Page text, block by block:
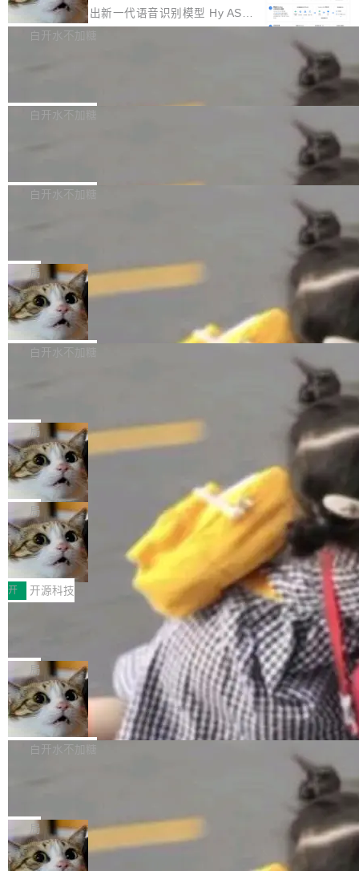
颈。 代码仓深度理解服务（以下简称" CodeBas
e深度理解服务"）是华为云码道（CodeA...
的账号密码进入A集群，输入了一条被程序员圈
称为"删库跑路"的命令——最高管理员权限、无
自研的多个文生3D和...
存永远不够用。 Cloudflare 的 Workers AI 团队
一直在跑这些模型的推理。他们在官方博客上发
整性保护。效果是：吞吐量提升 41%，每 token
腾讯混元正式推出新一代语音识别模型 Hy ASR
3.0preview。基于最新一代大语言模型 Hy3 的
让语音识别不再只是听清，而是真正听懂。通过
w 不要求标准普通话，方言识别覆盖粤语、吴语
白开水不加糖
新和少量网页兼容性修复版本。 Changes/fixe
容提供的字体时出现的几个问题 为避免音频加
质的最低采样率）的音频格式将被拒绝 修复了 C
SS 圆角虚线样式中可能存在的问题 如果表单中
的图像元素不在同一个子树中，则它们将不再关
联 加...
白开水不加糖
发布的 Release Notes，他利用 AI 工具（如 Co
最强的若干项。对于尚未正式发版的 PG 19，则
通过拉取过去一年内（从 PG 18 Beta1 时间点
至今）的所有 commit，同样交由 AI 分析提炼。
经过人工复核，准确度令人满意。这一方法也为
社区爱好者提供了高效跟踪新版本的思路。
白开水不加糖
维护工作一直与我的日常工作、家务、社交生活
和休闲娱乐竞争时间。" 这是 libexpat 维护者 S
ebastian Pipping 写在博客里的话。8 月 4 日，
他宣布了一个新消息：从 2026 年 8 月 1 日起，
他可以全职维护 libexpat 了，最长 6 个月。发
库之一。你的操作系统、浏览器、无数的基础设
施软件，很可能都在用它。而过去十年，维护它
的人一直在用业余...
局
Firefox 153.0.3 发布
Firefox 153.0.3 现已发布，具体更新内容如
下： New Smart Window 包含多项增强功能：
gi?id=2019042">Bug&nbsp;2019042</a>）</l
i> <li>现在，助手可以直接使用 Exa 的网络搜索
结果回答问题，而无需将问题转交给搜索引擎。
（<a href="https://bugzilla.mozilla.org/show_
bug.cgi?id=204...
白开水不加糖
的 npm 包。项目的核心论点是：容器不适合 Ag
ent 计算。真正适合的，是 Isolate。 Cloudflare
工程师在这件事上没什么可谦虚的——他们用 W
orkers 跑了十年 Isolate。用 CEO Matthew Pri
nce 的话说：「我们一生都在用 Isolate 运行代
码，而 AI Agent 不需要容器，它们需要的是 Iso
late。」 容器为什么不合适 容器的问题在于启动
和销毁都太重了。一个 Agent 要执行的任务可能
只需要几毫秒的 CPU 时间，但容器从冷启动到
就绪要花数秒。如果未来有十...
局
OpenAI 公开邮件和聊天记录回应苹果
诉讼，称“Apple is getting this wron
g”
上个月，苹果一纸诉状把 OpenAI 告上法庭，指
控其挖角苹果前员工并窃取商业秘密。苹果的诉
状把 OpenAI 描述成一个系统性地从前东家挖
人、套取机密信息的对手。 OpenAI 没发律师
函，也没选择庭外沉默。它在官网贴了一篇博
文，标题只有六个字：Apple is getting this wro
ng。 然后，它把邮件往来和 iMessage 聊天记
录全贴了出来。 他发错人了 苹果外部律师 Gabr
iel Gross 来自 Weil 律所，2 月 23 日下午 5:53
给 OpenAI 总法律顾问 Che Chang 发了封邮
件，附了一封长信，要求 OpenAI 配合调查前苹
果员工带走机密信...
局
HUAWEI MatePad Edge上架WorkBu
ddy鸿蒙PC版，说话就能干活的AI办公
搭子
全能AI工作台WorkBuddy鸿蒙PC版上架HUAWE
I MatePad Edge应用市场，直接下载即可使
用，与鸿蒙电脑上的体验一致。值得一提的是，
这是目前市面上唯一支持平板接入WorkBuddy P
C版的产品，搭载“人机双写”重磅功能——你写
你的，AI写AI的，同屏协作互不干扰。一句话让
AI帮你干活，现在开启全新体验！ 温馨提示：
体验WorkBuddy鸿蒙PC版前，请将 HUAWEI M
atePad Edge 升级至 HarmonyOS 6.1.0.135S
P9 patch03及以上版本。 *升级路径：设置 > 搜
开 开源科技
FFmpeg 9.0 发布：代号“Lei”，以此纪
全球知名开源多媒体框架 FFmpeg 今天正式发
布了 9.0 版本。这个版本除了带来新一代音视频
处理能力和硬件加速支持之外，还有一个特殊之
处：FFmpeg 9.0 的代号是“Lei”。 这个名字，
来自中国开发者雷霄骅（Lei Xiaohua）。 对于
很多中国音视频开发者而言，这个名字并不陌
“启蒙老师”。 而今年，恰好是雷霄骅离世十周
年。FFmpeg 社区最终选择用一个大版本的名
字，留下了这份纪念。 雷霄骅曾是中国传媒大学
局
亚马逊成本失控：AI 写代码烧掉 1215
万元，超预算 860%
外媒近日曝光了亚马逊的多份内部报告显示，AI
导致公司在多个项目上超支。《金融时报》报道
编写程序，目标是完成电商平台作者信息与商品
列表的数据匹配 —— 一项常规的数据处理任
务，最终却产生了 180 万美元的账单，实际支出
白开水不加糖
e CEO Clément Delangue 在 CNBC 的采访里
没有拐弯抹角。他说中国正在赢得 AI 竞赛，而
且按目前的速度，中国 AI 工具预计在今年底或
局
当 AI agent 把源码变成了最好的扩展系